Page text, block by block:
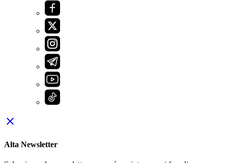
close
Alta Newsletter